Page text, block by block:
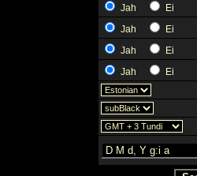
Jah
Ei
Jah
Ei
Jah
Ei
Jah
Ei